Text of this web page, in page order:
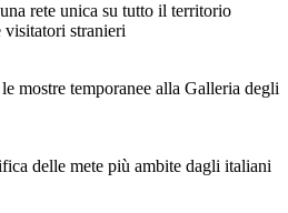
rete unica su tutto il territorio
visitatori stranieri
mostre temporanee alla Galleria degli
delle mete più ambite dagli italiani